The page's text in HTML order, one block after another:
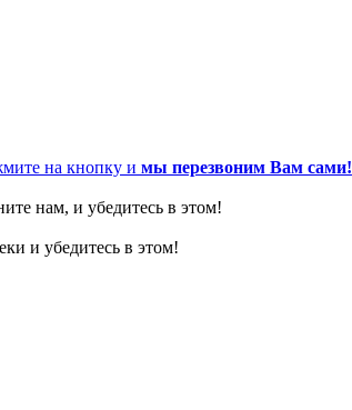
на кнопку и мы перезвоним Вам сами!
нам, и убедитесь в этом!
и убедитесь в этом!